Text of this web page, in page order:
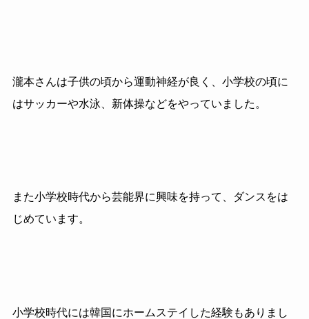
瀧本さんは子供の頃から運動神経が良く、小学校の頃に
はサッカーや水泳、新体操などをやっていました。
また小学校時代から芸能界に興味を持って、ダンスをは
じめています。
小学校時代には韓国にホームステイした経験もありまし